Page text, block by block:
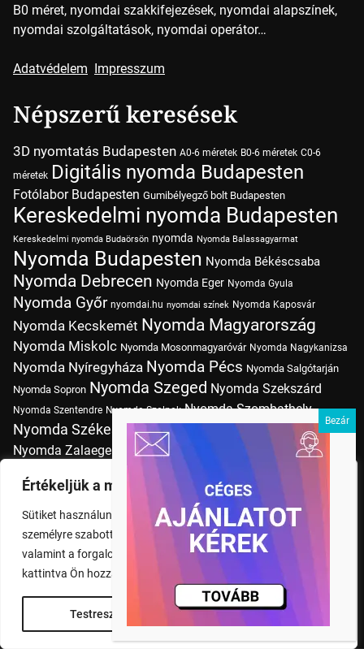
Értékeljük a magánéletét
Sütiket használunk a böngészési élmény fokozására,
személyre szabott hirdetések vagy tartalmak megjelenítésére,
valamint a forgalom elemzésére. A "Mindent elfogad" gombra
kattintva Ön hozzájárul a cookie-k használatához.
Testreszabás Rendben
B0 méret, nyomdai szakkifejezések, nyomdai alapszínek,
nyomdai szolgáltatások, nyomdai operátor…
Adatvédelem Impresszum
Népszerű keresések
3D nyomtatás Budapesten A0-6 méretek B0-6 méretek C0-6
méretek Digitális nyomda Budapesten
Fotólabor Budapesten Gumibélyegző bolt Budapesten
Kereskedelmi nyomda Budapesten
Kereskedelmi nyomda Budaörsön nyomda Nyomda Balassagyarmat
Nyomda Budapesten Nyomda Békéscsaba
Nyomda Debrecen Nyomda Eger Nyomda Gyula
Nyomda Győr nyomdai.hu nyomdai színek Nyomda Kaposvár
Nyomda Kecskemét Nyomda Magyarország
Nyomda Miskolc Nyomda Mosonmagyaróvár Nyomda Nagykanizsa
Nyomda Nyíregyháza Nyomda Pécs Nyomda Salgótarján
Nyomda Sopron Nyomda Szeged Nyomda Szekszárd
Nyomda Szentendre Nyomda Szolnok Nyomda Szombathely
Nyomda Székesfehérvár Nyomda Tatabánya Nyomda Vác
Nyomda Zalaegerszeg Nyomda Érd nyomtatás
Nyomtatás Budapesten
Pólónyomtatás Budapesten Szitanyomda Budapesten
Tudásbázis